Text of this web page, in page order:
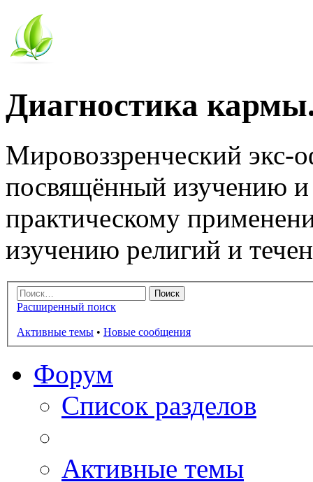
Диагностика
Мировоззренческий
посвящённый изучению
практическому
изучению религий и
Расширенный поиск
Активные темы • Новые сообщения
Форум
Список разделов
Активные темы